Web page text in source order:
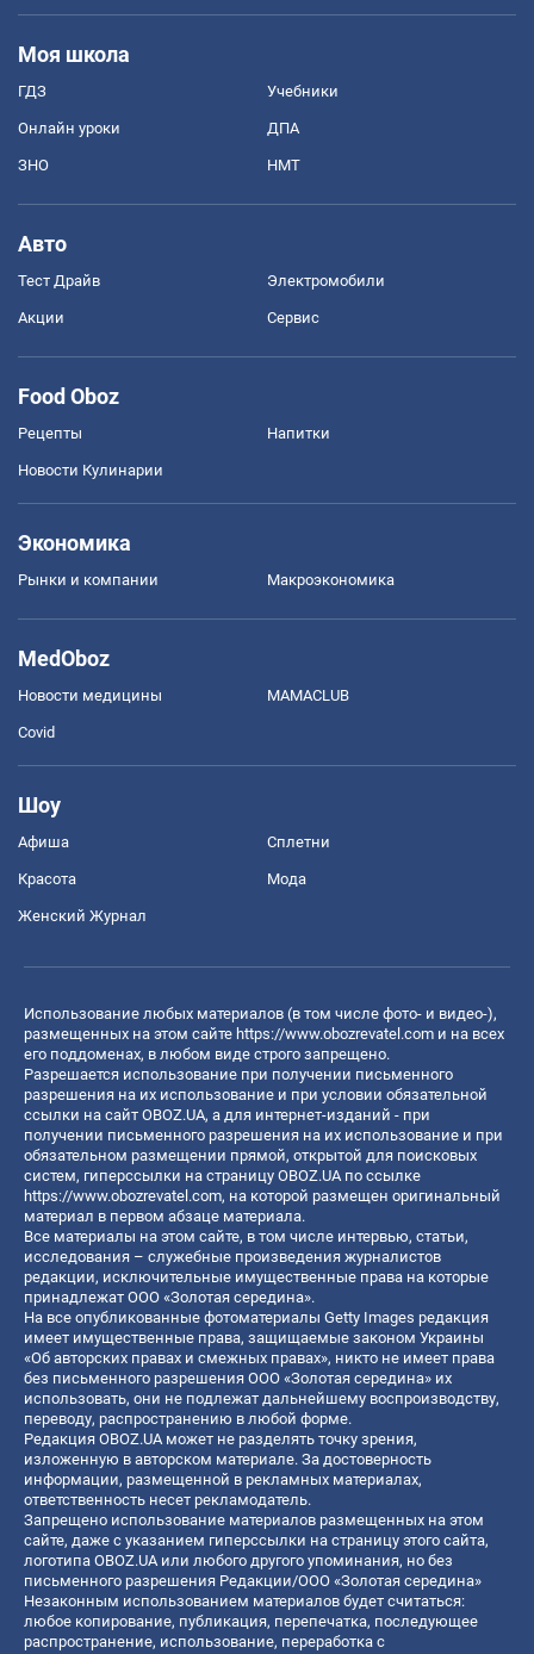
Моя школа
ГДЗ Учебники
Онлайн уроки ДПА
ЗНО НМТ
Авто
Тест Драйв Электромобили
Акции Сервис
Food Oboz
Рецепты Напитки
Новости Кулинарии
Экономика
Рынки и компании Mакроэкономика
MedOboz
Новости медицины MAMACLUB
Covid
Шоу
Афиша Сплетни
Красота Мода
Женский Журнал
Использование любых материалов (в том числе фото- и видео-),
размещенных на этом сайте https://www.obozrevatel.com и на всех
его поддоменах, в любом виде строго запрещено.
Разрешается использование при получении письменного
разрешения на их использование и при условии обязательной
ссылки на сайт OBOZ.UA, а для интернет-изданий - при
получении письменного разрешения на их использование и при
обязательном размещении прямой, открытой для поисковых
систем, гиперссылки на страницу OBOZ.UA по ссылке
https://www.obozrevatel.com, на которой размещен оригинальный
материал в первом абзаце материала.
Все материалы на этом сайте, в том числе интервью, статьи,
исследования – служебные произведения журналистов
редакции, исключительные имущественные права на которые
принадлежат ООО «Золотая середина».
На все опубликованные фотоматериалы Getty Images редакция
имеет имущественные права, защищаемые законом Украины
«Об авторских правах и смежных правах», никто не имеет права
без письменного разрешения ООО «Золотая середина» их
использовать, они не подлежат дальнейшему воспроизводству,
переводу, распространению в любой форме.
Редакция OBOZ.UA может не разделять точку зрения,
изложенную в авторском материале. За достоверность
информации, размещенной в рекламных материалах,
ответственность несет рекламодатель.
Запрещено использование материалов размещенных на этом
сайте, даже с указанием гиперссылки на страницу этого сайта,
логотипа OBOZ.UA или любого другого упоминания, но без
письменного разрешения Редакции/ООО «Золотая середина»
Незаконным использованием материалов будет считаться:
любое копирование, публикация, перепечатка, последующее
распространение, использование, переработка с